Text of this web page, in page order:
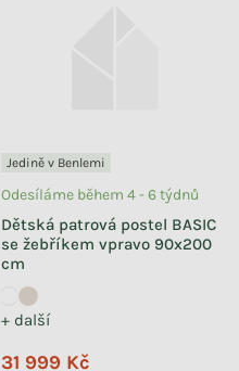
Jedině v Benlemi
Dětská patrová postel BASIC
se žebříkem vpravo 90x200
cm
+ další
Odesíláme během 4 - 6 týdnů
31 999 Kč